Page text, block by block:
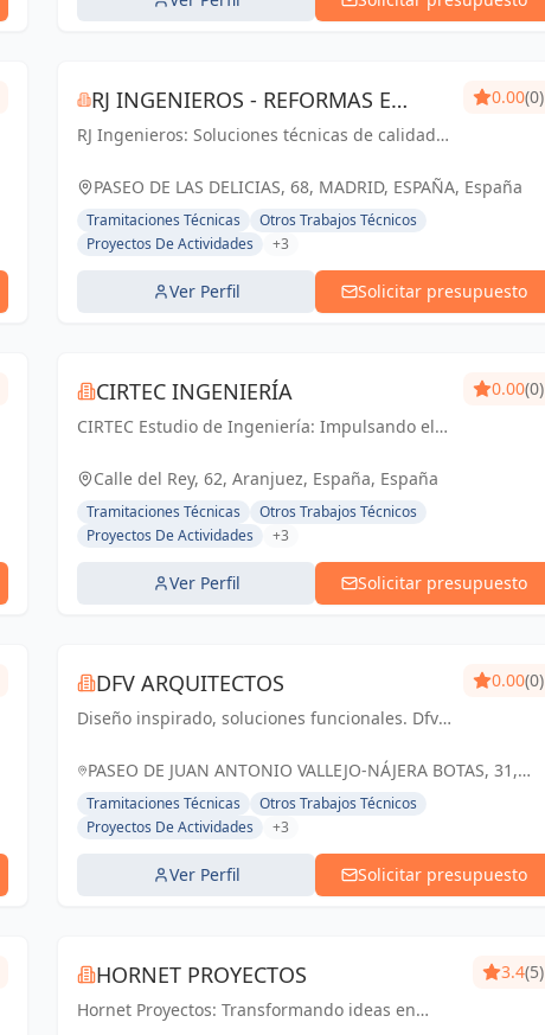
RJ INGENIEROS - REFORMAS E
INSTALACIONES
RJ Ingenieros: Soluciones técnicas de calidad
0.00(0)
PASEO DE LAS DELICIAS, 68, MADRID, ESPAÑA, España
Tramitaciones Técnicas
Otros Trabajos Técnicos
Proyectos De Actividades
+3
Ver Perfil Solicitar presupuesto
CIRTEC INGENIERÍA
CIRTEC Estudio de Ingeniería: Impulsando el
diseño arquitectónico de vanguardia.
0.00(0)
Calle del Rey, 62, Aranjuez, España, España
Tramitaciones Técnicas
Otros Trabajos Técnicos
Proyectos De Actividades
+3
Ver Perfil Solicitar presupuesto
DFV ARQUITECTOS
Diseño inspirado, soluciones funcionales. Dfv
experiencias memorables
0.00(0)
PASEO DE JUAN ANTONIO VALLEJO-NÁJERA BOTAS, 31,
28005 MADRID, ESPAÑA, España
Tramitaciones Técnicas
Otros Trabajos Técnicos
Proyectos De Actividades
+3
Ver Perfil Solicitar presupuesto
HORNET PROYECTOS
Hornet Proyectos: Transformando ideas en
3.4(5)